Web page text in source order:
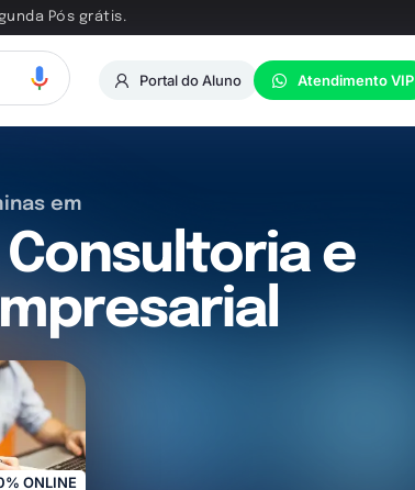
Pós grátis.
Portal do Aluno Atendimento VIP
em
e
ONLINE